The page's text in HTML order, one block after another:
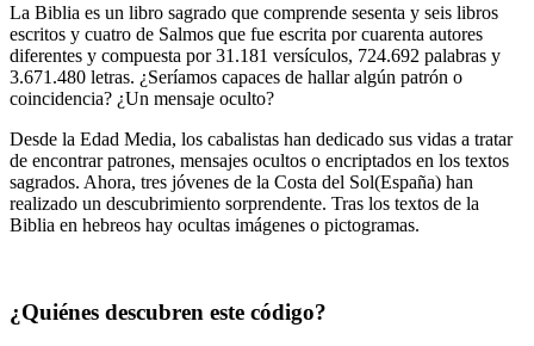
La Biblia es un libro sagrado que comprende sesenta y seis libros
escritos y cuatro de Salmos que fue escrita por cuarenta autores
diferentes y compuesta por 31.181 versículos, 724.692 palabras y
3.671.480 letras. ¿Seríamos capaces de hallar algún patrón o
coincidencia? ¿Un mensaje oculto?
Desde la Edad Media, los cabalistas han dedicado sus vidas a tratar
de encontrar patrones, mensajes ocultos o encriptados en los textos
sagrados. Ahora, tres jóvenes de la Costa del Sol(España) han
realizado un descubrimiento sorprendente. Tras los textos de la
Biblia en hebreos hay ocultas imágenes o pictogramas.
¿Quiénes descubren este código?